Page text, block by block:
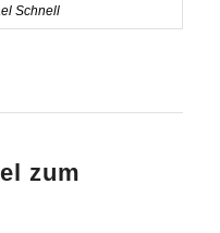
Schnell
zum